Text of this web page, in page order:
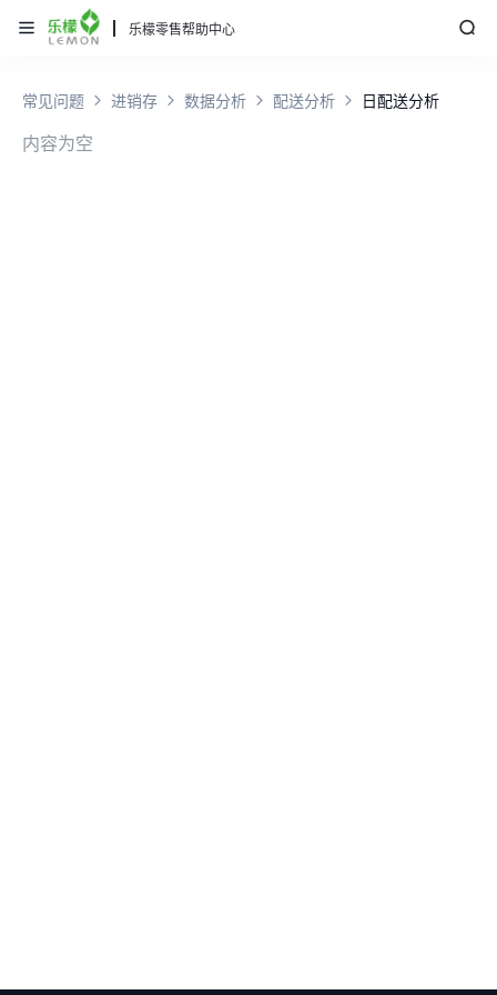
乐檬零售帮助中心
常见问题 进销存 数据分析 配送分析 日配送分析
内容为空